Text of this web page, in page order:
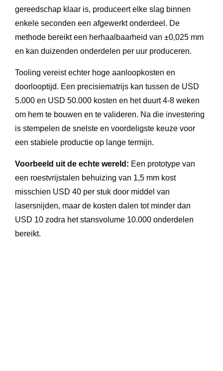
gereedschap klaar is, produceert elke slag binnen
enkele seconden een afgewerkt onderdeel. De
methode bereikt een herhaalbaarheid van ±0,025 mm
en kan duizenden onderdelen per uur produceren.
Tooling vereist echter hoge aanloopkosten en
doorlooptijd. Een precisiematrijs kan tussen de USD
5.000 en USD 50.000 kosten en het duurt 4-8 weken
om hem te bouwen en te valideren. Na die investering
is stempelen de snelste en voordeligste keuze voor
een stabiele productie op lange termijn.
Voorbeeld uit de echte wereld: Een prototype van
een roestvrijstalen behuizing van 1,5 mm kost
misschien USD 40 per stuk door middel van
lasersnijden, maar de kosten dalen tot minder dan
USD 10 zodra het stansvolume 10.000 onderdelen
bereikt.